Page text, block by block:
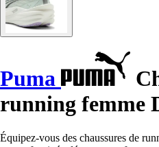
Puma
running femme
Équipez-vous des chaussures de